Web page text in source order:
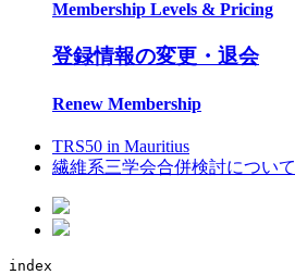
Membership Levels & Pricing
登録情報の変更・退会
Renew Membership
TRS50 in Mauritius
繊維系三学会合併検討について
index